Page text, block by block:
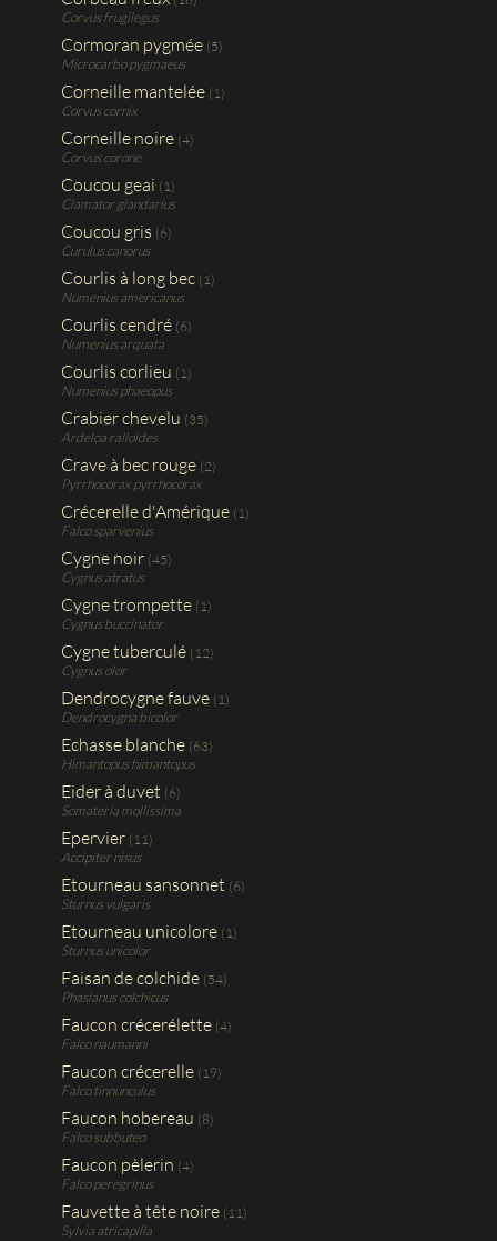
Corvus frugilegus
Cormoran pygmée (5)
Microcarbo pygmaeus
Corneille mantelée (1)
Corvus cornix
Corneille noire (4)
Corvus corone
Coucou geai (1)
Clamator glandarius
Coucou gris (6)
Curulus canorus
Courlis à long bec (1)
Numenius americanus
Courlis cendré (6)
Numenius arquata
Courlis corlieu (1)
Numenius phaeopus
Crabier chevelu (35)
Ardeloa ralloides
Crave à bec rouge (2)
Pyrrhocorax pyrrhocorax
Crécerelle d'Amérique (1)
Falco sparvenius
Cygne noir (45)
Cygnus atratus
Cygne trompette (1)
Cygnus buccinator
Cygne tuberculé (12)
Cygnus olor
Dendrocygne fauve (1)
Dendrocygna bicolor
Echasse blanche (63)
Himantopus himantopus
Eider à duvet (6)
Somateria mollissima
Epervier (11)
Accipiter nisus
Etourneau sansonnet (6)
Sturnus vulgaris
Etourneau unicolore (1)
Sturnus unicolor
Faisan de colchide (54)
Phasianus colchicus
Faucon crécerélette (4)
Falco naumanni
Faucon crécerelle (19)
Falco tinnunculus
Faucon hobereau (8)
Falco subbuteo
Faucon pèlerin (4)
Falco peregrinus
Fauvette à tête noire (11)
Sylvia atricapilla